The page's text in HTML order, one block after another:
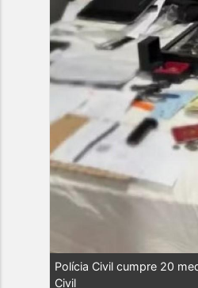
Polícia Civil cumpre 20
Civil